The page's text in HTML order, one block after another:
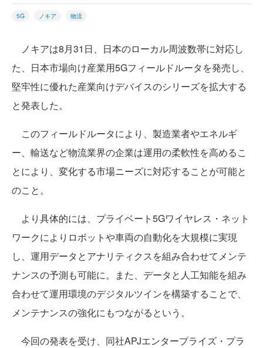
5G ノキア 物流
ノキアは8月31日、日本のローカル周波数帯に対応し
た、日本市場向け産業用5Gフィールドルータを発売し、
堅牢性に優れた産業向けデバイスのシリーズを拡大する
と発表した。
このフィールドルータにより、製造業者やエネルギ
ー、輸送など物流業界の企業は運用の柔軟性を高めるこ
とにより、変化する市場ニーズに対応することが可能と
のこと。
より具体的には、プライベート5Gワイヤレス・ネット
ワークによりロボットや車両の自動化を大規模に実現
し、運用データとアナリティクスを組み合わせてメンテ
ナンスの予測も可能に。また、データと人工知能を組み
合わせて運用環境のデジタルツインを構築することで、
メンテナンスの強化にもつながるという。
今回の発表を受け、同社APJエンタープライズ・プラ